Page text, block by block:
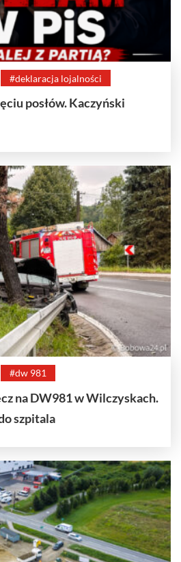
#deklaracja lojalności
posłów. Kaczyński
#dw 981
na DW981 w Wilczyskach.
szpitala